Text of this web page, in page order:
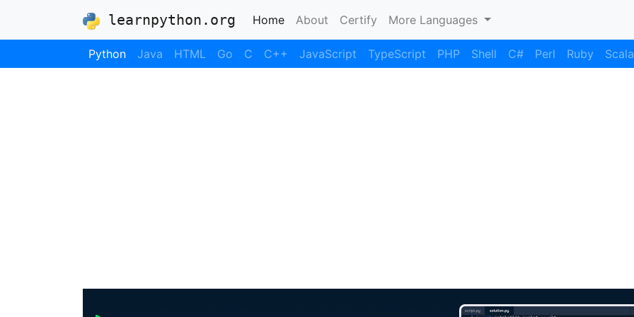
learnpython.org Home(current)
About Certify More Languages
Python Java HTML Go C C++ JavaScript TypeScript PHP Shell C# Perl Ruby Scala